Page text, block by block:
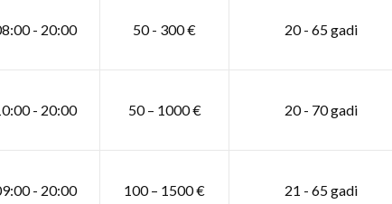
- 20:00 50 - 300 € 20 - 65 gadi
- 20:00 50 – 1000 € 20 - 70 gadi
- 20:00 100 – 1500 € 21 - 65 gadi